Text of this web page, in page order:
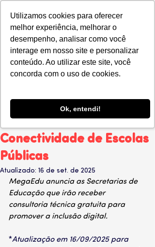
Utilizamos cookies para oferecer
melhor experiência, melhorar o
desempenho, analisar como você
interage em nosso site e personalizar
conteúdo. Ao utilizar este site, você
concorda com o uso de cookies.
Ok, entendi!
selecionadas pelo
Programa de Apoio à
Conectividade de Escolas
Públicas
MegaEdu
19 de jun. de 2024 2 min de leitura
Atualizado: 16 de set. de 2025
MegaEdu anuncia as Secretarias de
Educação que irão receber
consultoria técnica gratuita para
promover a inclusão digital.
*Atualização em 16/09/2025 para